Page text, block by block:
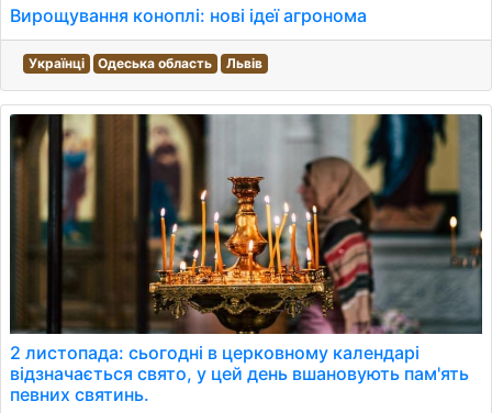
Вирощування коноплі: нові ідеї агронома
Українці Одеська область Львів
2 листопада: сьогодні в церковному календарі
відзначається свято, у цей день вшановують пам'ять
певних святинь.